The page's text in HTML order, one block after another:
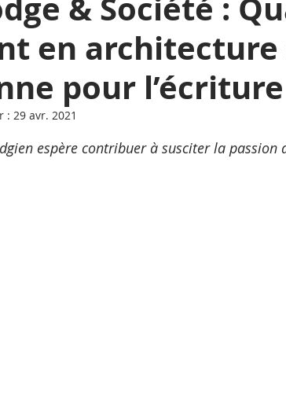
en architecture
pour l’écriture
: 29 avr. 2021
sur 5.
espère contribuer à susciter la